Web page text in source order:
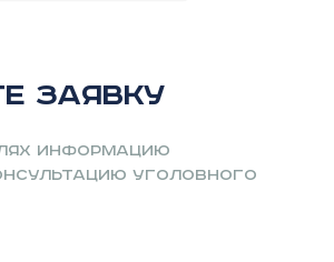
заявку
информацию
уголовного